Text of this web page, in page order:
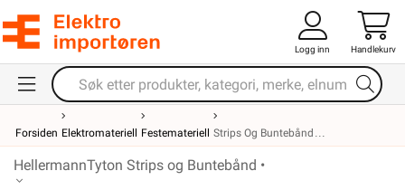
Logg inn Handlekurv
Forsiden Elektromateriell Festemateriell Strips Og Buntebånd
HellermannTyton Strips og Buntebånd •